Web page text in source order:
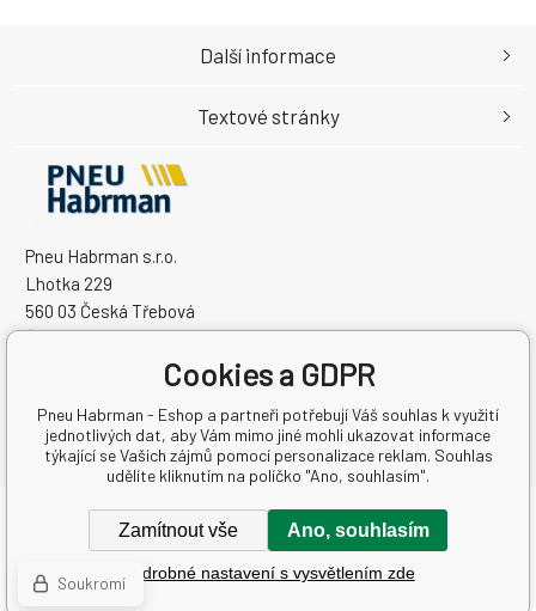
Pneu Habrman s.r.o.
Lhotka 229
560 03 Česká Třebová
Česká Republika
Další informace
Textové stránky
Copyright © 2026 Pneu Habrman s.r.o.
Všechna práva vyhrazena.
Tvorbu webové stránkyzajistilBINARGON.cz-Mapa stránek
Cookies a GDPR
Pneu Habrman - Eshop a partneři potřebují Váš souhlas k využití
jednotlivých dat, aby Vám mimo jiné mohli ukazovat informace
týkající se Vašich zájmů pomocí personalizace reklam. Souhlas
udělíte kliknutím na políčko "Ano, souhlasím".
Zamítnout vše Ano, souhlasím
Podrobné nastavení s vysvětlením zde
Soukromí